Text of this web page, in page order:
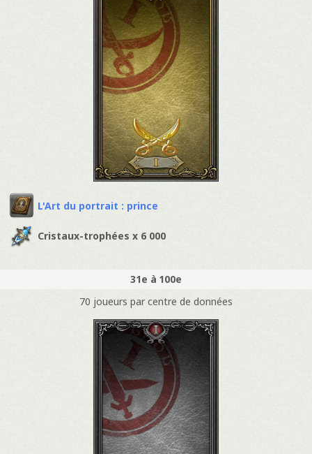
L'Art du portrait : prince
Cristaux-trophées x 6 000
31e à 100e
70 joueurs par centre de données